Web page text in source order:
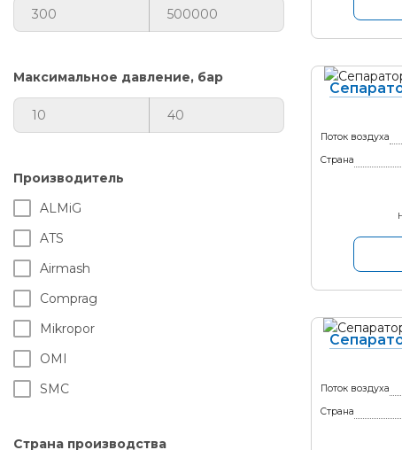
Максимальное давление, бар
Производитель
ALMiG
ATS
Airmash
Comprag
Mikropor
OMI
SMC
Страна производства
Поток воздуха
Страна
Поток воздуха
Страна